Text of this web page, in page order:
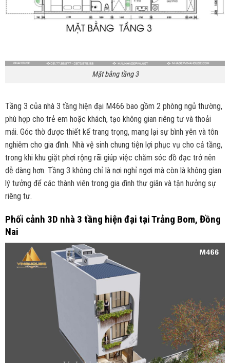
Mặt bằng tầng 3
Tầng 3 của nhà 3 tầng hiện đại M466 bao gồm 2 phòng ngủ thường,
phù hợp cho trẻ em hoặc khách, tạo không gian riêng tư và thoải
mái. Góc thờ được thiết kế trang trọng, mang lại sự bình yên và tôn
nghiêm cho gia đình. Nhà vệ sinh chung tiện lợi phục vụ cho cả tầng,
trong khi khu giặt phơi rộng rãi giúp việc chăm sóc đồ đạc trở nên
dễ dàng hơn. Tầng 3 không chỉ là nơi nghỉ ngơi mà còn là không gian
lý tưởng để các thành viên trong gia đình thư giãn và tận hưởng sự
riêng tư.
Phối cảnh 3D nhà 3 tầng hiện đại tại Trảng Bom, Đồng
Nai